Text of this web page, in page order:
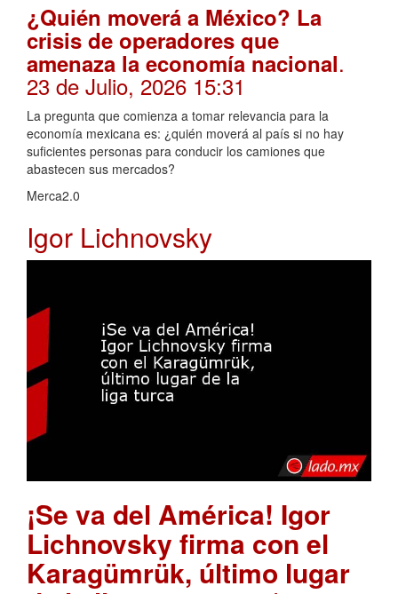
¿Quién moverá a México? La
crisis de operadores que
amenaza la economía nacional.
23 de Julio, 2026 15:31
La pregunta que comienza a tomar relevancia para la
economía mexicana es: ¿quién moverá al país si no hay
suficientes personas para conducir los camiones que
abastecen sus mercados?
Merca2.0
Igor Lichnovsky
¡Se va del América! Igor
Lichnovsky firma con el
Karagümrük, último lugar